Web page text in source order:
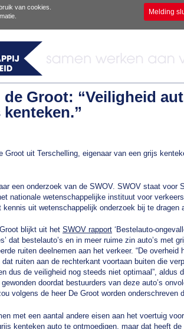
van cookies.
Melding
Groot: “Veiligheid
Groot uit Terschelling, eigenaar van een grijs
een onderzoek van de SWOV. SWOV staat voor
nationale wetenschappelijke instituut voor
uit wetenschappelijk onderzoek bij te dragen
blijkt uit het SWOV rapport ‘Bestelauto-
dat bestelauto’s en in meer ruime zin auto’s met
ruiten deelnemen aan het verkeer. “De
ruiten aan de rechterkant voortaan buiten die
dus de veiligheid nog steeds niet optimaal”, aldus
gewonden doordat bestuurders van deze auto’s
volgens de heer De Groot worden onderschreven
met een aantal andere eisen aan het voertuig
kenteken auto te ontmoedigen, maar dat heeft